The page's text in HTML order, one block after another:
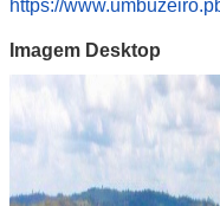
https://
Imagem Desktop